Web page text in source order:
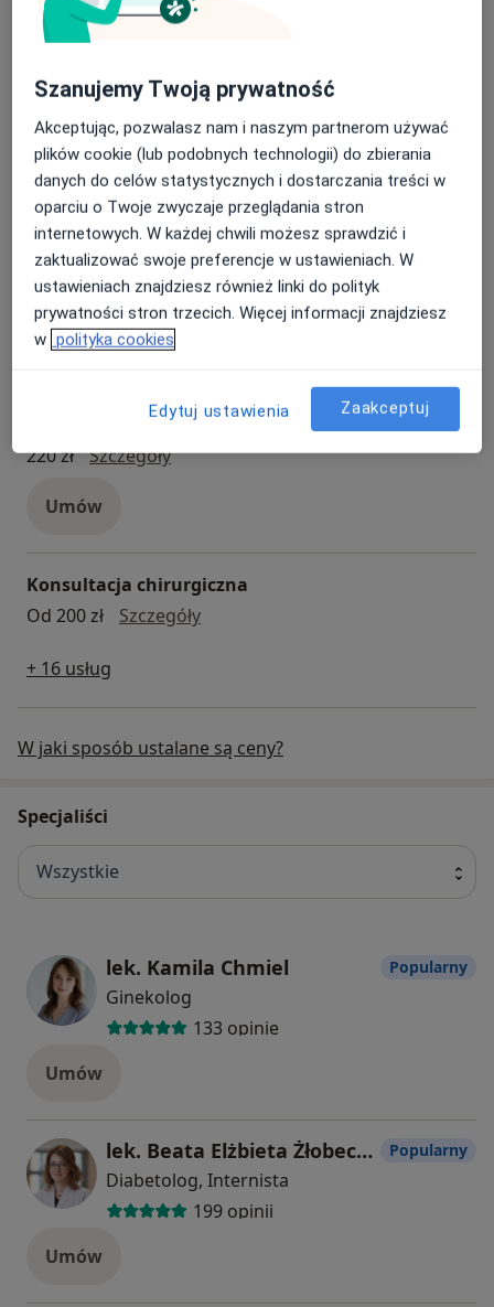
Umów
Konsultacja diabetologiczna
250 zł
Szczegółykonsultacja diabetologiczna
Umów
Konsultacja ginekologiczna
270 zł
Szczegółykonsultacja ginekologiczna
Umów
Konsultacja pediatryczna
220 zł
Szczegółykonsultacja pediatryczna
Umów
Konsultacja chirurgiczna
Od 200 zł
SzczegółyKonsultacja chirurgiczna
+ 16 usług
W jaki sposób ustalane są ceny?
Specjaliści
Wszystkie
lek. Kamila Chmiel
Ginekolog
133 opinie
Popularny
Umów
lek. Beata Elżbieta Żłobecka-Pasierb
Diabetolog, Internista
199 opinii
Popularny
Umów
Szanujemy Twoją prywatność
Akceptując, pozwalasz nam i naszym partnerom używać
plików cookie (lub podobnych technologii) do zbierania
danych do celów statystycznych i dostarczania treści w
oparciu o Twoje zwyczaje przeglądania stron
internetowych. W każdej chwili możesz sprawdzić i
zaktualizować swoje preferencje w ustawieniach. W
ustawieniach znajdziesz również linki do polityk
prywatności stron trzecich. Więcej informacji znajdziesz
w polityka cookies
Edytuj ustawienia Zaakceptuj